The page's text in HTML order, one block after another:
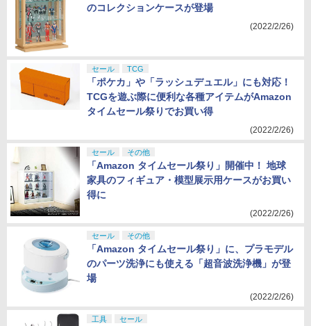
のコレクションケースが登場
(2022/2/26)
セール TCG
「ポケカ」や「ラッシュデュエル」にも対応！
TCGを遊ぶ際に便利な各種アイテムがAmazon
タイムセール祭りでお買い得
(2022/2/26)
セール その他
「Amazon タイムセール祭り」開催中！ 地球
家具のフィギュア・模型展示用ケースがお買い
得に
(2022/2/26)
セール その他
「Amazon タイムセール祭り」に、プラモデル
のパーツ洗浄にも使える「超音波洗浄機」が登
場
(2022/2/26)
工具 セール